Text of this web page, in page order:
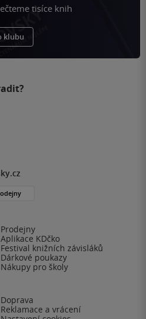
tisíce knih
klubu
Prodejny
Aplikace KDčko
Festival knižních závisláků
Dárkové poukazy
Nákupy pro školy
Doprava
Reklamace a vrácení